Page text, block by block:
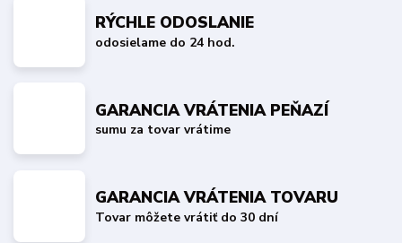
RÝCHLE ODOSLANIE
odosielame do 24 hod.
GARANCIA VRÁTENIA PEŇAZÍ
sumu za tovar vrátime
GARANCIA VRÁTENIA TOVARU
Tovar môžete vrátiť do 30 dní